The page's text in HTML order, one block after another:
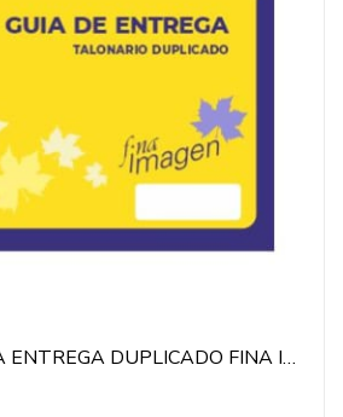
TALONARIO GUIA ENTREGA DUPLICADO FINA IMAGEN 100HJS